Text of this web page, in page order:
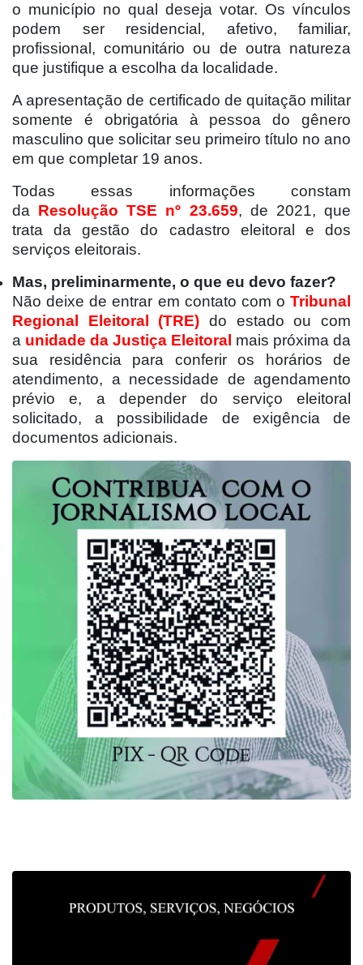
o município no qual deseja votar. Os vínculos
podem ser residencial, afetivo, familiar,
profissional, comunitário ou de outra natureza
que justifique a escolha da localidade.
A apresentação de certificado de quitação militar
somente é obrigatória à pessoa do gênero
masculino que solicitar seu primeiro título no ano
em que completar 19 anos.
Todas essas informações constam
da Resolução TSE nº 23.659, de 2021, que
trata da gestão do cadastro eleitoral e dos
serviços eleitorais.
Mas, preliminarmente, o que eu devo fazer?
Não deixe de entrar em contato com o Tribunal
Regional Eleitoral (TRE) do estado ou com
a unidade da Justiça Eleitoral mais próxima da
sua residência para conferir os horários de
atendimento, a necessidade de agendamento
prévio e, a depender do serviço eleitoral
solicitado, a possibilidade de exigência de
documentos adicionais.